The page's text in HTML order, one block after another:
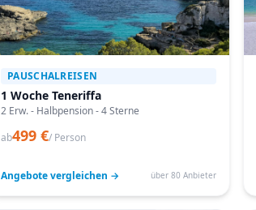
PAUSCHALREISEN
1 Woche Teneriffa
2 Erw. - Halbpension - 4 Sterne
ab499 €/ Person
Angebote vergleichen → über 80 Anbieter